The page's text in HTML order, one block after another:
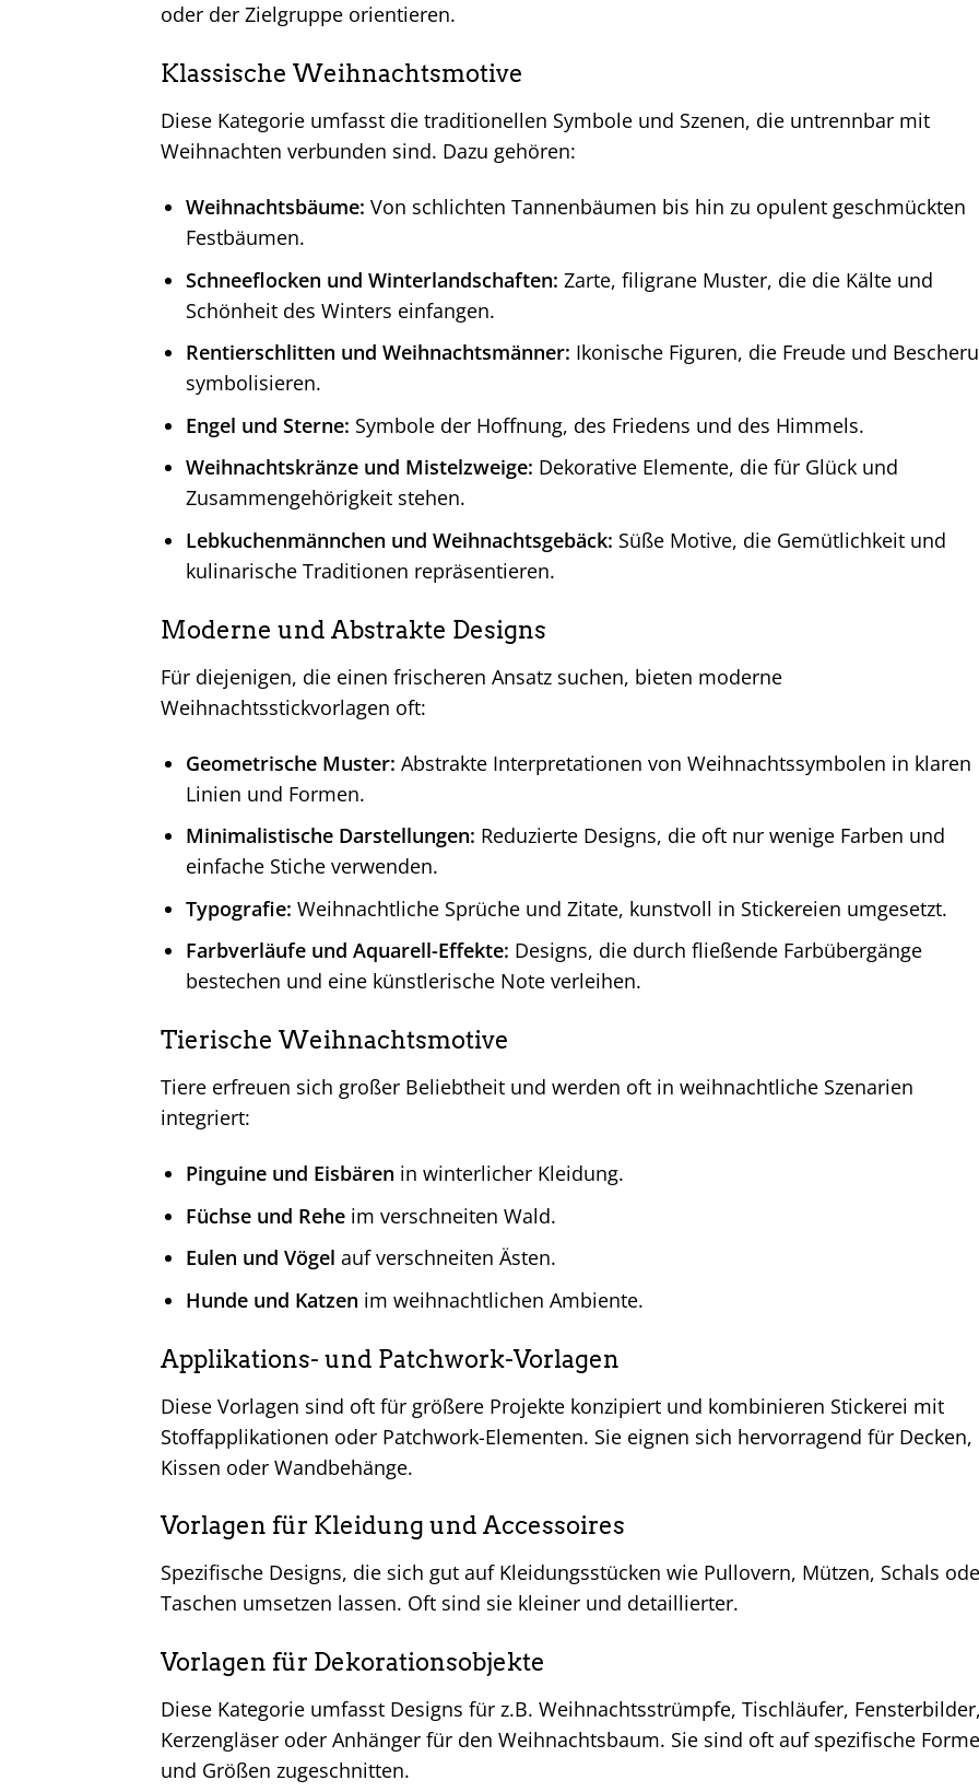
oder der Zielgruppe orientieren.
Klassische Weihnachtsmotive
Diese Kategorie umfasst die traditionellen Symbole und Szenen, die untrennbar mit
Weihnachten verbunden sind. Dazu gehören:
Weihnachtsbäume: Von schlichten Tannenbäumen bis hin zu opulent geschmückten
Festbäumen.
Schneeflocken und Winterlandschaften: Zarte, filigrane Muster, die die Kälte und
Schönheit des Winters einfangen.
Rentierschlitten und Weihnachtsmänner: Ikonische Figuren, die Freude und
symbolisieren.
Engel und Sterne: Symbole der Hoffnung, des Friedens und des Himmels.
Weihnachtskränze und Mistelzweige: Dekorative Elemente, die für Glück und
Zusammengehörigkeit stehen.
Lebkuchenmännchen und Weihnachtsgebäck: Süße Motive, die Gemütlichkeit und
kulinarische Traditionen repräsentieren.
Moderne und Abstrakte Designs
Für diejenigen, die einen frischeren Ansatz suchen, bieten moderne
Weihnachtsstickvorlagen oft:
Geometrische Muster: Abstrakte Interpretationen von Weihnachtssymbolen in klaren
Linien und Formen.
Minimalistische Darstellungen: Reduzierte Designs, die oft nur wenige Farben und
einfache Stiche verwenden.
Typografie: Weihnachtliche Sprüche und Zitate, kunstvoll in Stickereien umgesetzt.
Farbverläufe und Aquarell-Effekte: Designs, die durch fließende Farbübergänge
bestechen und eine künstlerische Note verleihen.
Tierische Weihnachtsmotive
Tiere erfreuen sich großer Beliebtheit und werden oft in weihnachtliche Szenarien
integriert:
Pinguine und Eisbären in winterlicher Kleidung.
Füchse und Reheim verschneiten Wald.
Eulen und Vögel auf verschneiten Ästen.
Hunde und Katzen im weihnachtlichen Ambiente.
Applikations- und Patchwork-Vorlagen
Diese Vorlagen sind oft für größere Projekte konzipiert und kombinieren Stickerei mit
Stoffapplikationen oder Patchwork-Elementen. Sie eignen sich hervorragend für Decken,
Kissen oder Wandbehänge.
Vorlagen für Kleidung und Accessoires
Spezifische Designs, die sich gut auf Kleidungsstücken wie Pullovern, Mützen, Schals
Taschen umsetzen lassen. Oft sind sie kleiner und detaillierter.
Vorlagen für Dekorationsobjekte
Diese Kategorie umfasst Designs für z.B. Weihnachtsstrümpfe, Tischläufer,
Kerzengläser oder Anhänger für den Weihnachtsbaum. Sie sind oft auf spezifische
und Größen zugeschnitten.